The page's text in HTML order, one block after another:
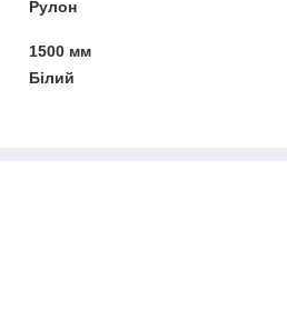
Рулон
1500 мм
Білий